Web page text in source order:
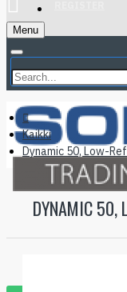
Menu
Kaikki
Dynamic 50, Low-
DYNAMIC 50,